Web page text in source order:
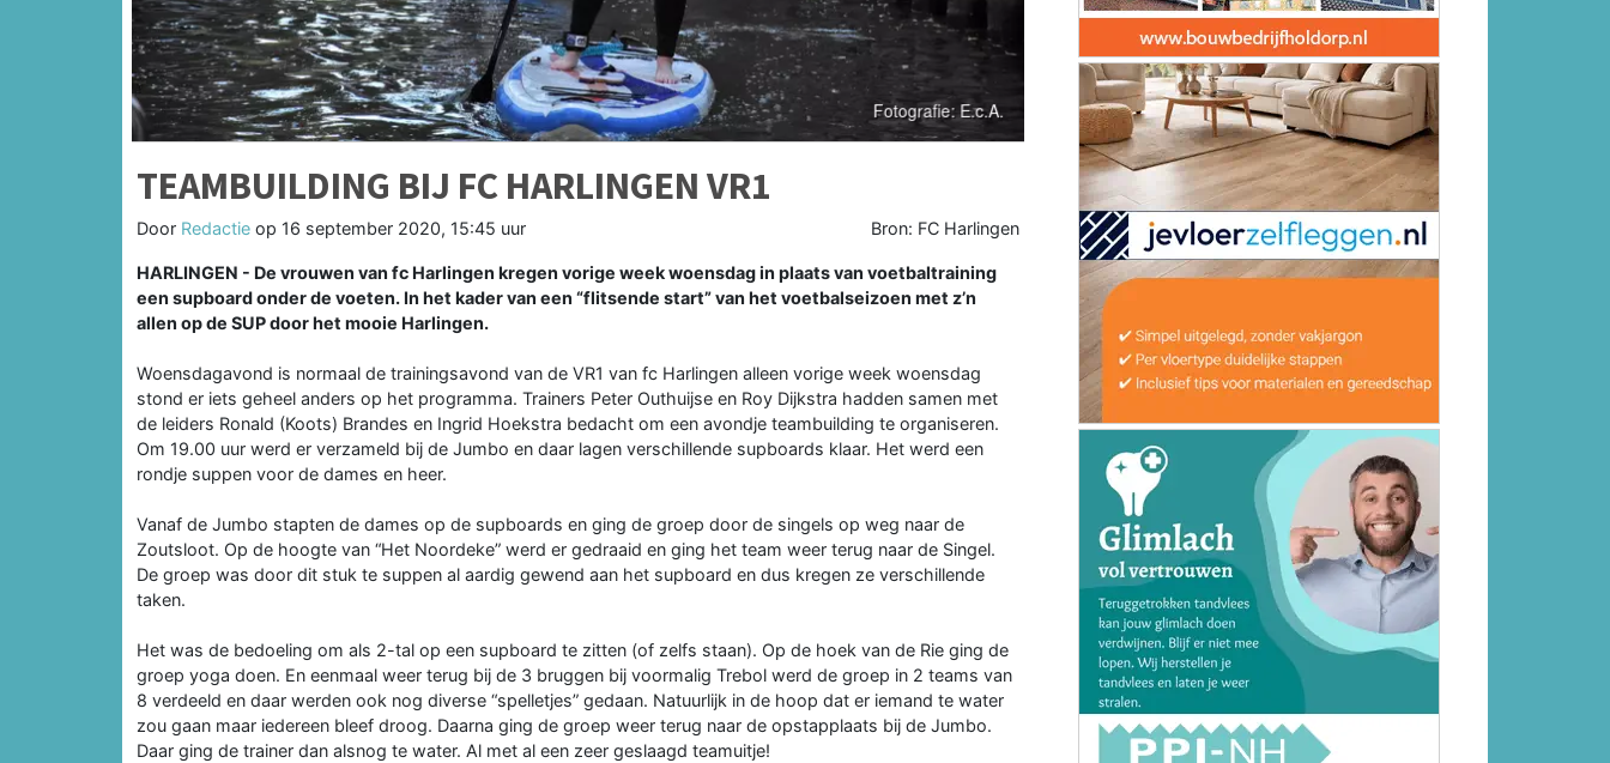
TEAMBUILDING BIJ FC HARLINGEN VR1
Door Redactie op 16 september 2020, 15:45 uur Bron: FC Harlingen
HARLINGEN - De vrouwen van fc Harlingen kregen vorige week woensdag in plaats van voetbaltraining
een supboard onder de voeten. In het kader van een “flitsende start” van het voetbalseizoen met z’n
allen op de SUP door het mooie Harlingen.
Woensdagavond is normaal de trainingsavond van de VR1 van fc Harlingen alleen vorige week woensdag
stond er iets geheel anders op het programma. Trainers Peter Outhuijse en Roy Dijkstra hadden samen met
de leiders Ronald (Koots) Brandes en Ingrid Hoekstra bedacht om een avondje teambuilding te organiseren.
Om 19.00 uur werd er verzameld bij de Jumbo en daar lagen verschillende supboards klaar. Het werd een
rondje suppen voor de dames en heer.
Vanaf de Jumbo stapten de dames op de supboards en ging de groep door de singels op weg naar de
Zoutsloot. Op de hoogte van “Het Noordeke” werd er gedraaid en ging het team weer terug naar de Singel.
De groep was door dit stuk te suppen al aardig gewend aan het supboard en dus kregen ze verschillende
taken.
Het was de bedoeling om als 2-tal op een supboard te zitten (of zelfs staan). Op de hoek van de Rie ging de
groep yoga doen. En eenmaal weer terug bij de 3 bruggen bij voormalig Trebol werd de groep in 2 teams van
8 verdeeld en daar werden ook nog diverse “spelletjes” gedaan. Natuurlijk in de hoop dat er iemand te water
zou gaan maar iedereen bleef droog. Daarna ging de groep weer terug naar de opstapplaats bij de Jumbo.
Daar ging de trainer dan alsnog te water. Al met al een zeer geslaagd teamuitje!